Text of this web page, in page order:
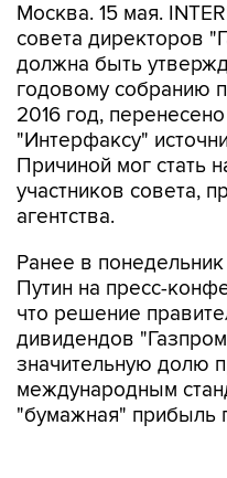
Москва. 15 мая.
совета директоров
должна быть
годовому собранию
2016 год,
"Интерфаксу"
Причиной мог стать
участников совета,
агентства.
Ранее в
Путин на пресс-
что решение
дивидендов
значительную долю
международным
"бумажная" прибыль